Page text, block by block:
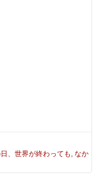
、世界が終わっても ,なか